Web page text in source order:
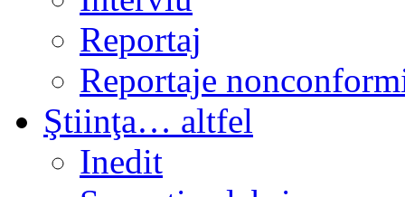
Reportaj
Reportaje
Ştiinţa… altfel
Inedit